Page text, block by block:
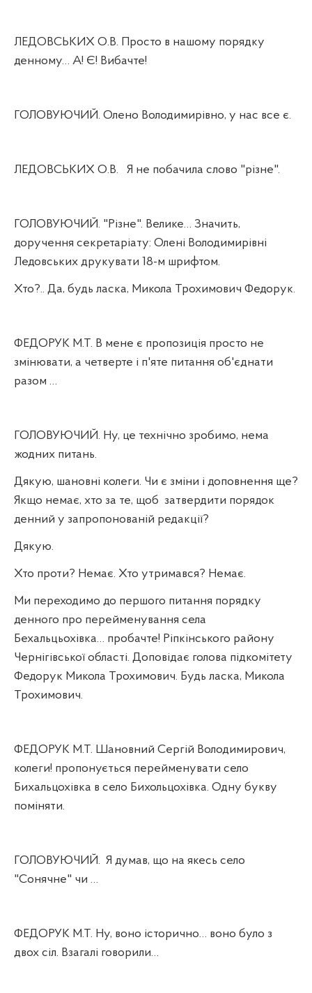
ЛЕДОВСЬКИХ О.В. Просто в нашому порядку
денному… А! Є! Вибачте!
ГОЛОВУЮЧИЙ. Олено Володимирівно, у нас все є.
ЛЕДОВСЬКИХ О.В. Я не побачила слово "різне".
ГОЛОВУЮЧИЙ. "Різне". Велике… Значить,
доручення секретаріату: Олені Володимирівні
Ледовських друкувати 18-м шрифтом.
Хто?.. Да, будь ласка, Микола Трохимович Федорук.
ФЕДОРУК М.Т. В мене є пропозиція просто не
змінювати, а четверте і п'яте питання об'єднати
разом …
ГОЛОВУЮЧИЙ. Ну, це технічно зробимо, нема
жодних питань.
Дякую, шановні колеги. Чи є зміни і доповнення ще?
Якщо немає, хто за те, щоб затвердити порядок
денний у запропонованій редакції?
Дякую.
Хто проти? Немає. Хто утримався? Немає.
Ми переходимо до першого питання порядку
денного про перейменування села
Бехальцьохівка… пробачте! Ріпкінського району
Чернігівської області. Доповідає голова підкомітету
Федорук Микола Трохимович. Будь ласка, Микола
Трохимович.
ФЕДОРУК М.Т. Шановний Сергій Володимирович,
колеги! пропонується перейменувати село
Бихальцохівка в село Бихольцохівка. Одну букву
поміняти.
ГОЛОВУЮЧИЙ. Я думав, що на якесь село
"Сонячне" чи …
ФЕДОРУК М.Т. Ну, воно історично… воно було з
двох сіл. Взагалі говорили…